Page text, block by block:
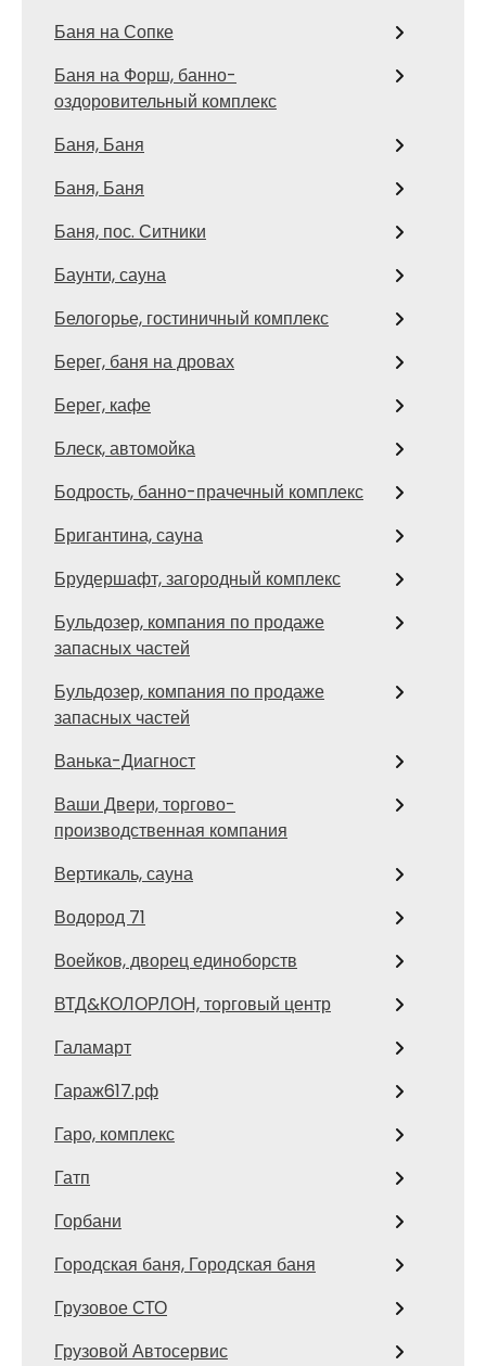
Баня на Сопке
Баня на Форш, банно-
оздоровительный комплекс
Баня, Баня
Баня, Баня
Баня, пос. Ситники
Баунти, сауна
Белогорье, гостиничный комплекс
Берег, баня на дровах
Берег, кафе
Блеск, автомойка
Бодрость, банно-прачечный комплекс
Бригантина, сауна
Брудершафт, загородный комплекс
Бульдозер, компания по продаже
запасных частей
Бульдозер, компания по продаже
запасных частей
Ванька-Диагност
Ваши Двери, торгово-
производственная компания
Вертикаль, сауна
Водород 71
Воейков, дворец единоборств
ВТД&КОЛОРЛОН, торговый центр
Галамарт
Гараж617.рф
Гаро, комплекс
Гатп
Горбани
Городская баня, Городская баня
Грузовое СТО
Грузовой Автосервис